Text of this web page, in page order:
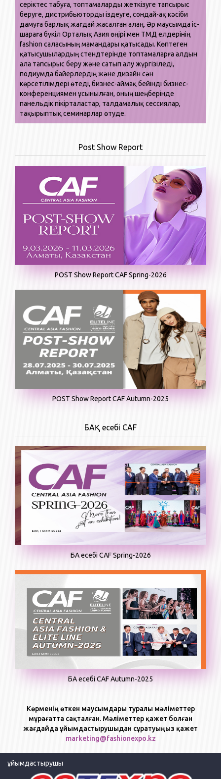
серіктес табуға, топтамаларды жеткізуге тапсырыс
беруге, дистрибьюторды іздеуге, сондай-ақ кәсіби
дамуға барлық жағдай жасалған алаң. Әр маусымда іс-
шараға бүкіл Орталық Азия өңірі мен ТМД елдерінің
fashion саласының мамандары қатысады. Көптеген
қатысушылардың стендтерінде топтамаларға алдын
ала тапсырыс беру және сатып алу жүргізіледі,
подиумда байерлердің және дизайн сән
көрсетілімдері өтеді, бизнес-аймақ бейінді бизнес-
конференциямен ұсынылған, оның шеңберінде
панельдік пікірталастар, талдамалық сессиялар,
тақырыптық семинарлар өтуде.
Post Show Report
POST Show Report CAF Spring-2026
POST Show Report CAF Autumn-2025
БАҚ есебі CAF
БАҚ есебі CAF Spring-2026
БАҚ есебі CAF Autumn-2025
Көрменің өткен маусымдары туралы мәліметтер
мұрағатта сақталған. Мәліметтер қажет болған
жағдайда ұйымдастырушыдан сұратуыңыз қажет
marketing@fashionexpo.kz
ұйымдастырушы